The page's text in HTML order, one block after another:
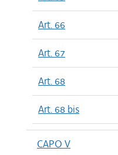
Art. 66
Art. 67
Art. 68
Art. 68 bis
CAPO V